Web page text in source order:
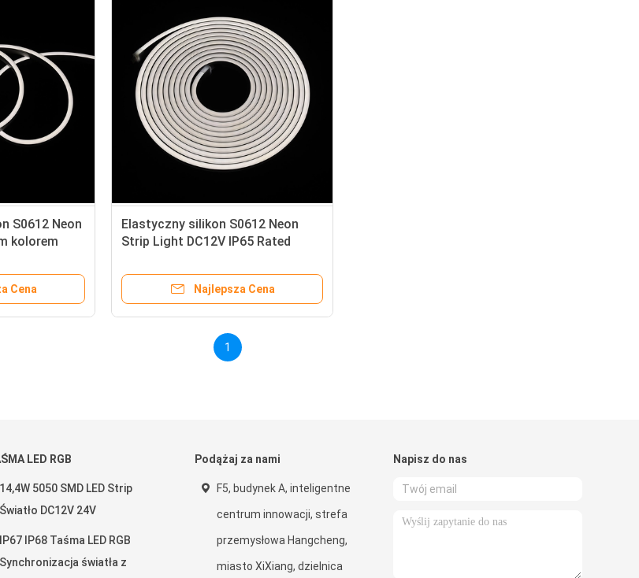
S0612 Neon
kolorem
Cena
Elastyczny silikon S0612 Neon
Strip Light DC12V IP65 Rated
For Light Sign
Najlepsza Cena
1
LED RGB
14,4W 5050 SMD LED Strip
Światło DC12V 24V
IP67 IP68 Taśma LED RGB
Synchronizacja światła z
Podążaj za nami
F5, budynek A, inteligentne
centrum innowacji, strefa
przemysłowa Hangcheng,
miasto XiXiang, dzielnica
Napisz do nas